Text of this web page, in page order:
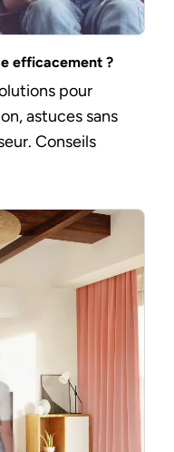
efficacement ?
pour
astuces sans
Conseils